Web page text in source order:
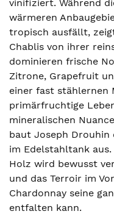
vinifiziert. Während
wärmeren
tropisch ausfällt,
Chablis von ihrer
dominieren frische
Zitrone, Grapefruit
einer fast stählernen
primärfruchtige
mineralischen
baut Joseph Drouhin
im Edelstahltank
Holz wird bewusst
und das Terroir im
Chardonnay seine
entfalten kann.